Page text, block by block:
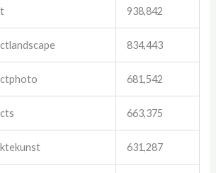
938,842
834,443
681,542
663,375
631,287